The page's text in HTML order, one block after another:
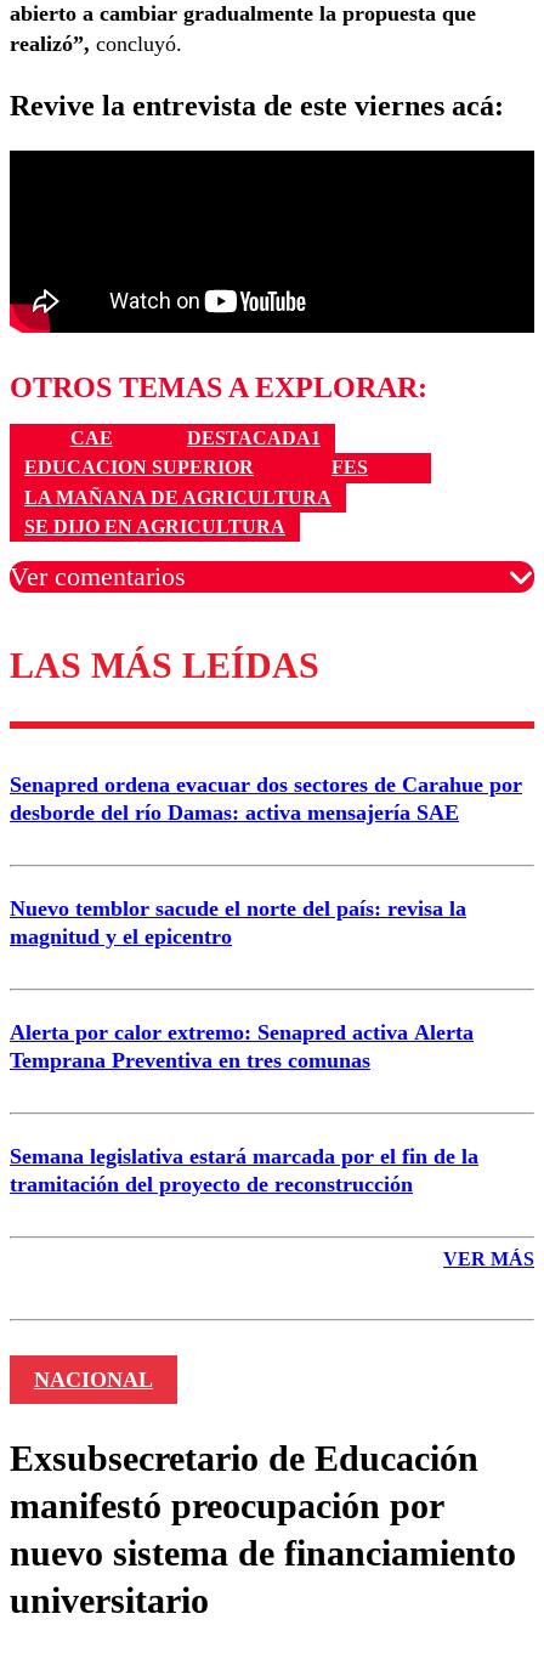
abierto a cambiar gradualmente la propuesta que
realizó”, concluyó.
Revive la entrevista de este viernes acá:
OTROS TEMAS A EXPLORAR:
CAE
DESTACADA1
EDUCACION SUPERIOR
FES
LA MAÑANA DE AGRICULTURA
SE DIJO EN AGRICULTURA
Ver comentarios
Los comentarios son moderados para garantizar un
diálogo respetuoso.
Correo
LAS MÁS LEÍDAS
Senapred ordena evacuar dos sectores de Carahue por
desborde del río Damas: activa mensajería SAE
Nuevo temblor sacude el norte del país: revisa la
magnitud y el epicentro
Alerta por calor extremo: Senapred activa Alerta
Temprana Preventiva en tres comunas
Semana legislativa estará marcada por el fin de la
tramitación del proyecto de reconstrucción
VER MÁS
NACIONAL
Exsubsecretario de Educación
manifestó preocupación por
nuevo sistema de financiamiento
universitario